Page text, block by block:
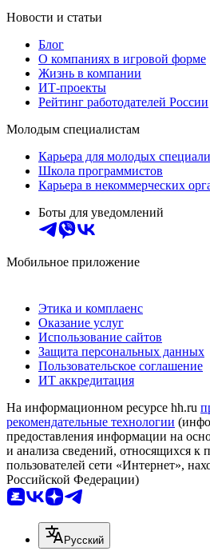
Новости и статьи
Блог
О компаниях в игровой форме
Жизнь в компании
ИТ-проекты
Рейтинг работодателей России
Молодым специалистам
Карьера для молодых
Школа программистов
Карьера в некоммерческих
Боты для уведомлений
Мобильное приложение
Этика и комплаенс
Оказание услуг
Использование сайтов
Защита персональных данных
Пользовательское соглашение
ИТ аккредитация
На информационном ресурсе hh.ru
рекомендательные технологии
предоставления информации на
и анализа сведений, относящихся к
пользователей сети «Интернет»,
Российской Федерации)
Русский